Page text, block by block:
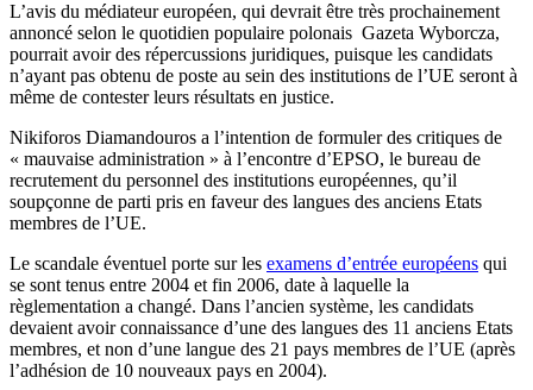
L’avis du médiateur européen, qui devrait être très prochainement
annoncé selon le quotidien populaire polonais Gazeta Wyborcza,
pourrait avoir des répercussions juridiques, puisque les candidats
n’ayant pas obtenu de poste au sein des institutions de l’UE seront à
même de contester leurs résultats en justice.
Nikiforos Diamandouros a l’intention de formuler des critiques de
« mauvaise administration » à l’encontre d’EPSO, le bureau de
recrutement du personnel des institutions européennes, qu’il
soupçonne de parti pris en faveur des langues des anciens Etats
membres de l’UE.
Le scandale éventuel porte sur les examens d’entrée européens qui
se sont tenus entre 2004 et fin 2006, date à laquelle la
règlementation a changé. Dans l’ancien système, les candidats
devaient avoir connaissance d’une des langues des 11 anciens Etats
membres, et non d’une langue des 21 pays membres de l’UE (après
l’adhésion de 10 nouveaux pays en 2004).